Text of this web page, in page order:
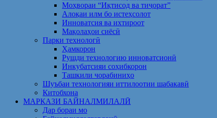
Моҳвораи “Иқтисод ва тиҷорат”
Алоқаи илм бо истеҳсолот
Инноватсия ва ихтироот
Мақолаҳои сиёсӣ
Парки технологӣ
Ҳамкорон
Рушди технологию инноватсионӣ
Инкубатсияи соҳибкорон
Ташкили чорабиниҳо
Шуъбаи технологияи иттилоотии шабакавӣ
Китобхона
МАРКАЗИ БАЙНАЛМИЛАЛӢ
Дар бораи мо